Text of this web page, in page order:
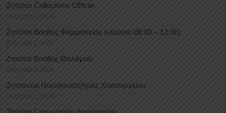
Ζητείται Collections Officer
August 6, 2026
Ζητείται Βοηθός Φαρμακείου (ωράριο 08:00 – 13:30)
August 5, 2026
Ζητείται Βοηθός Θαλάμου
August 5, 2026
Ζητούνται Νοσηλευτές/τριες Χειρουργείου
August 5, 2026